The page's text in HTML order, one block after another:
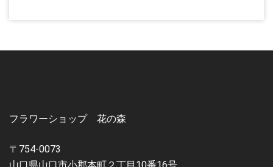
フラワーショップ 花の森
〒754-0073